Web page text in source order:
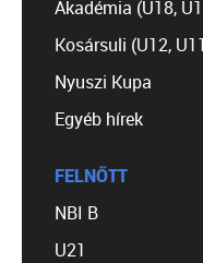
Akadémia (U18,
Kosársuli (U12,
Nyuszi Kupa
Egyéb hírek
FELNŐTT
NBI B
U21